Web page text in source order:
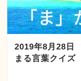
2019年8月28
まる言葉クイズ